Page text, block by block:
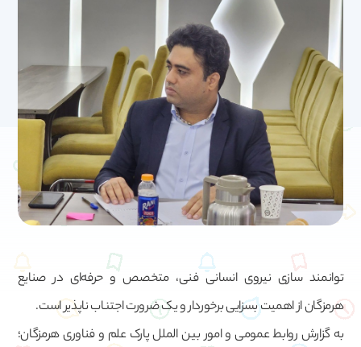
توانمند سازی نیروی انسانی فنی، متخصص و حرفه‌ای در صنایع
هرمزگان از اهمیت بسزایی برخوردار و یک ضرورت اجتناب ناپذیر است.
به گزارش روابط عمومی و امور بین الملل پارک علم و فناوری هرمزگان؛